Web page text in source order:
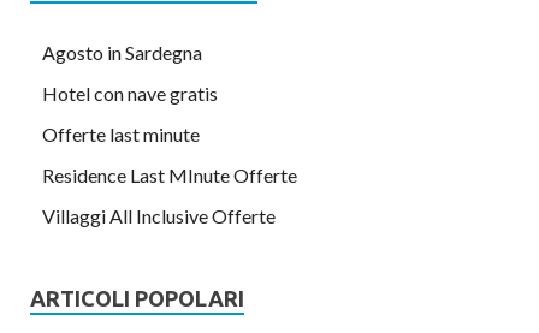
Agosto in Sardegna
Hotel con nave gratis
Offerte last minute
Residence Last MInute Offerte
Villaggi All Inclusive Offerte
ARTICOLI POPOLARI